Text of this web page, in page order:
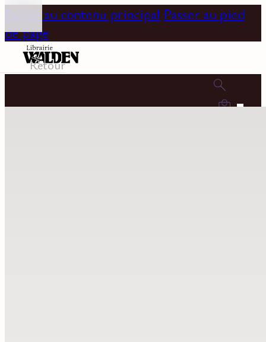
Passer au contenu principal Passer au pied
de page
0
Retour